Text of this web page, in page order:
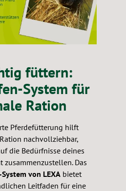
füttern:
System für
Ration
Pferdefütterung hilft
nachvollziehbar,
die Bedürfnisse deines
zusammenzustellen. Das
von LEXA bietet
Leitfaden für eine